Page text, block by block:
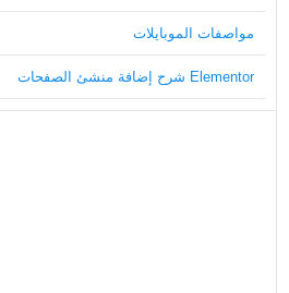
مواصفات الموبايلات
Elementor شرح إضافة منشئ الصفحات